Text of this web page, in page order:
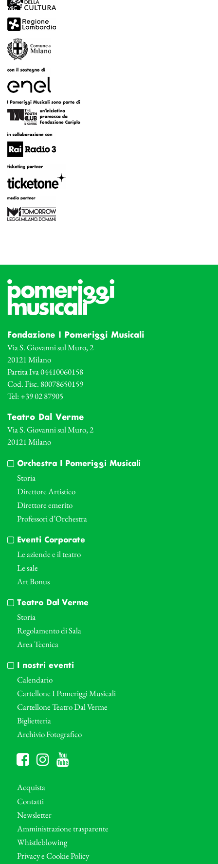
Fondazione I Pomeriggi Musicali
Via S. Giovanni sul Muro, 2
20121 Milano
Partita Iva 04410060158
Cod. Fisc. 80078650159
Tel: +39 02 87905
Teatro Dal Verme
Via S. Giovanni sul Muro, 2
20121 Milano
Orchestra I Pomeriggi Musicali
Storia
Direttore Artistico
Direttore emerito
Professori d’Orchestra
Eventi Corporate
Le aziende e il teatro
Le sale
Art Bonus
Teatro Dal Verme
Storia
Regolamento di Sala
Area Tecnica
I nostri eventi
Calendario
Cartellone I Pomeriggi Musicali
Cartellone Teatro Dal Verme
Biglietteria
Archivio Fotografico
Acquista
Contatti
Newsletter
Amministrazione trasparente
Whistleblowing
Privacy e Cookie Policy